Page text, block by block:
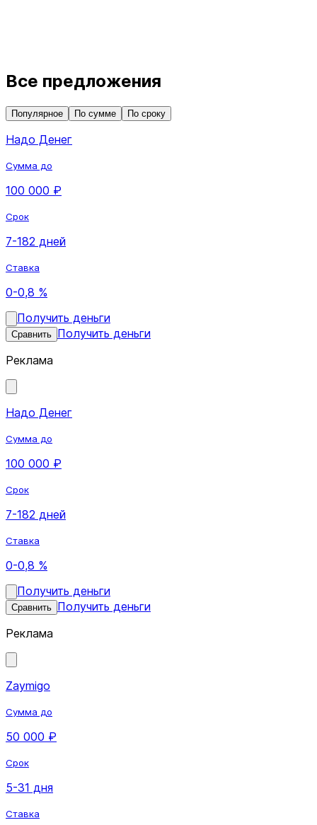
Все предложения
Популярное По сумме По сроку
Надо Денег
Сумма до
100 000 ₽
Срок
7-182 дней
Ставка
0-0,8 %
Получить деньги
Сравнить Получить деньги
Реклама
Надо Денег
Сумма до
100 000 ₽
Срок
7-182 дней
Ставка
0-0,8 %
Получить деньги
Сравнить Получить деньги
Реклама
Zaymigo
Сумма до
50 000 ₽
Срок
5-31 дня
Ставка